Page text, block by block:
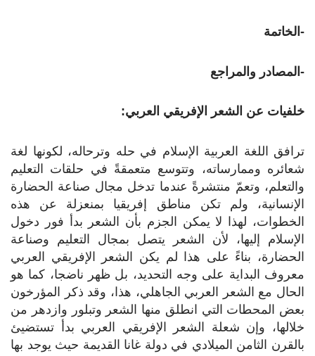
-الخاتمة
-المصادر والمراجع
خلفيات عن الشعر الإفريقي العربي:
ترافق اللغة العربية الإسلام في حله وترحاله، لكونها لغة
شعائره وممارساته، وتتوسع متعمقةً في حلقات التعليم
والتعلم، وتعمّ منتشرةً عندما تدخل مجال صناعة الحضارة
الإنسانية، ولم تكن مناطق إفريقيا بمنعزلة عن هذه
الخطوات، لهذا لا يمكن الجزم بأن الشعر بدأ فور دخول
الإسلام إليها، لأن الشعر يتصل بمجال التعليم وصناعة
الحضارة، بناءً على هذا لم يكن الشعر الإفريقي العربي
معروف البداية على وجه التحديد، بل ظهر ناضجا، كما هو
الحال مع الشعر العربي الجاهلي، هذا، وقد ذكر المؤرخون
بعض المحطات التي انطلق منها الشعر وتبلور وازدهر من
خلالها، وإن شعلة الشعر الإفريقي العربي بدأ تستضيئ
بالقرن الثامن الميلادي في دولة غانا القديمة حيث يوجد بها